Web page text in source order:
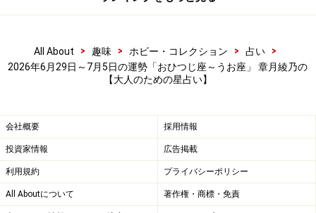
熱い人になりましょう。
これが好き、これをやりたい、こうするつもり、こうし
たい、個人的なこだわりをオープンにしていくのです。
粗削りでいいので、どんどん進めていく、自分の思いの
の流れが起こって、運命の書き換えが始まります。
身近な人も、どんどん巻き込んでみて！ 一緒に夢を追い
かける仲間が見つかったり、自分にはない才能とのコラ
ボレーションが始まったりして、盛り上がるはず。
All About > 趣味 > ホビー・コレクション > 占い
>
2026年6月29日～7月5日の運勢「おひつじ座～うお座」 章月綾乃の
【大人のための星占い】
会社概要 採用情報
投資家情報 広告掲載
利用規約 プライバシーポリシー
All Aboutについて 著作権・商標・免責